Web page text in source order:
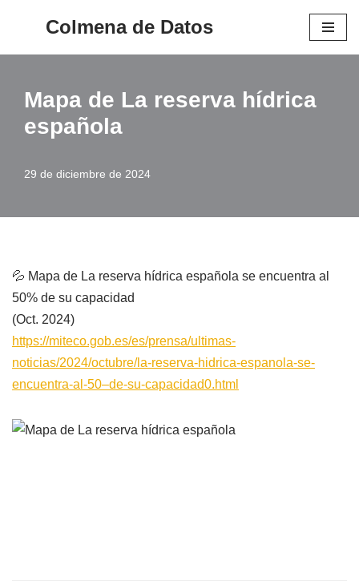
Colmena de Datos
Mapa de La reserva hídrica
española
29 de diciembre de 2024
💦 Mapa de La reserva hídrica española se encuentra al
50% de su capacidad
(Oct. 2024)
https://miteco.gob.es/es/prensa/ultimas-
noticias/2024/octubre/la-reserva-hidrica-espanola-se-
encuentra-al-50–de-su-capacidad0.html